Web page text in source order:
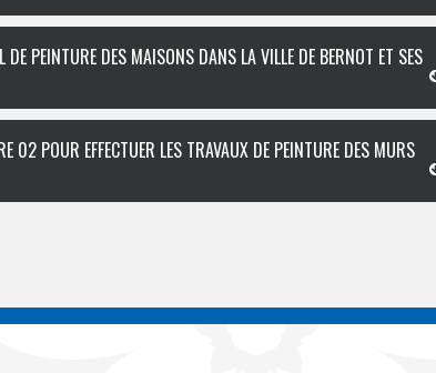
PEINTURE DES MAISONS DANS LA VILLE DE BERNOT ET SES
02 POUR EFFECTUER LES TRAVAUX DE PEINTURE DES MURS